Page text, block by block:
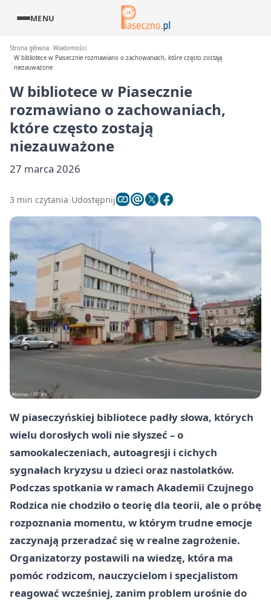
MENU
Strona główna Wiadomości
W bibliotece w Piasecznie rozmawiano o zachowaniach, które często zostają
niezauważone
W bibliotece w Piasecznie
rozmawiano o zachowaniach,
które często zostają
niezauważone
27 marca 2026
3 min czytania Udostępnij
W piaseczyńskiej bibliotece padły słowa, których
wielu dorosłych woli nie słyszeć – o
samookaleczeniach, autoagresji i cichych
sygnałach kryzysu u dzieci oraz nastolatków.
Podczas spotkania w ramach Akademii Czujnego
Rodzica nie chodziło o teorię dla teorii, ale o próbę
rozpoznania momentu, w którym trudne emocje
zaczynają przeradzać się w realne zagrożenie.
Organizatorzy postawili na wiedzę, która ma
pomóc rodzicom, nauczycielom i specjalistom
reagować wcześniej, zanim problem urośnie do